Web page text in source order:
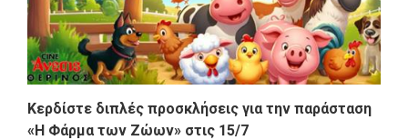
Κερδίστε διπλές προσκλήσεις για την παράσταση
«Η Φάρμα των Ζώων» στις 15/7